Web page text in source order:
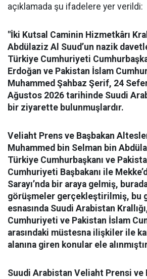
açıklamada şu ifadelere yer verildi:
"İki Kutsal Caminin Hizmetkârı
Abdülaziz Al Suud’un nazik
Türkiye Cumhuriyeti
Erdoğan ve Pakistan İslam
Muhammed Şahbaz Şerif, 24
Ağustos 2026 tarihinde Suudi
bir ziyarette bulunmuşlardır.
Veliaht Prens ve Başbakan
Muhammed bin Selman bin
Türkiye Cumhurbaşkanı ve
Cumhuriyeti Başbakanı ile
Sarayı’nda bir araya gelmiş,
görüşmeler gerçekleştirilmiş, bu
esnasında Suudi Arabistan
Cumhuriyeti ve Pakistan İslam
arasındaki müstesna ilişkiler ile
alanına giren konular ele
Suudi Arabistan Veliaht Prensi ve